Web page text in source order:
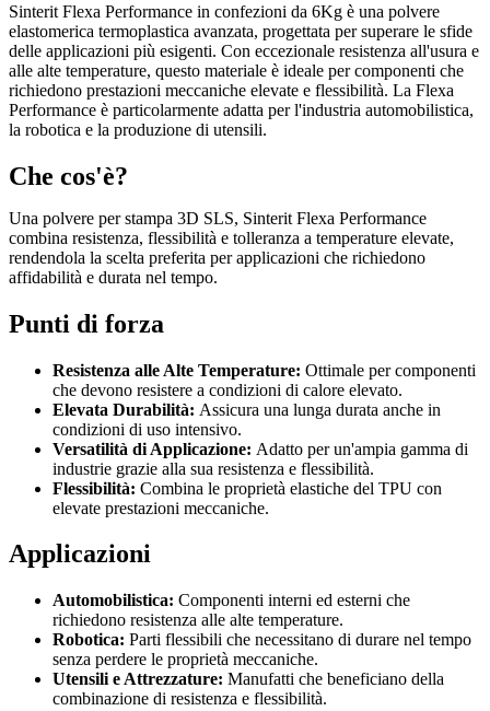
Sinterit Flexa Performance in confezioni da 6Kg è una polvere
elastomerica termoplastica avanzata, progettata per superare le sfide
delle applicazioni più esigenti. Con eccezionale resistenza all'usura e
alle alte temperature, questo materiale è ideale per componenti che
richiedono prestazioni meccaniche elevate e flessibilità. La Flexa
Performance è particolarmente adatta per l'industria automobilistica,
la robotica e la produzione di utensili.
Che cos'è?
Una polvere per stampa 3D SLS, Sinterit Flexa Performance
combina resistenza, flessibilità e tolleranza a temperature elevate,
rendendola la scelta preferita per applicazioni che richiedono
affidabilità e durata nel tempo.
Punti di forza
Resistenza alle Alte Temperature: Ottimale per componenti
che devono resistere a condizioni di calore elevato.
Elevata Durabilità: Assicura una lunga durata anche in
condizioni di uso intensivo.
Versatilità di Applicazione: Adatto per un'ampia gamma di
industrie grazie alla sua resistenza e flessibilità.
Flessibilità: Combina le proprietà elastiche del TPU con
elevate prestazioni meccaniche.
Applicazioni
Automobilistica: Componenti interni ed esterni che
richiedono resistenza alle alte temperature.
Robotica: Parti flessibili che necessitano di durare nel tempo
senza perdere le proprietà meccaniche.
Utensili e Attrezzature: Manufatti che beneficiano della
combinazione di resistenza e flessibilità.